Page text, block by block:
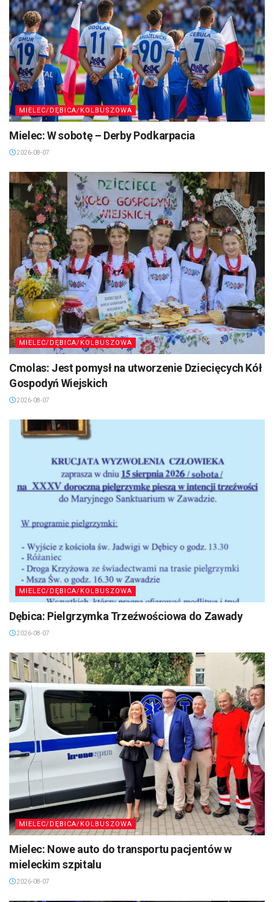
MIELEC/DĘBICA/KOLBUSZOWA
Mielec: W sobotę – Derby Podkarpacia
2026-08-07
MIELEC/DĘBICA/KOLBUSZOWA
Cmolas: Jest pomysł na utworzenie Dziecięcych Kół
Gospodyń Wiejskich
2026-08-07
MIELEC/DĘBICA/KOLBUSZOWA
Dębica: Pielgrzymka Trzeźwościowa do Zawady
2026-08-07
MIELEC/DĘBICA/KOLBUSZOWA
Mielec: Nowe auto do transportu pacjentów w
mieleckim szpitalu
2026-08-07